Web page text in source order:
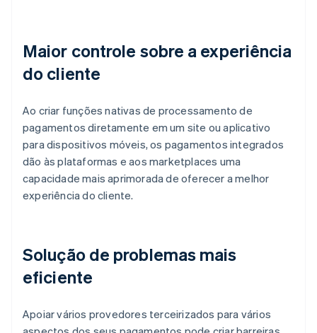
Maior controle sobre a experiência
do cliente
Ao criar funções nativas de processamento de
pagamentos diretamente em um site ou aplicativo
para dispositivos móveis, os pagamentos integrados
dão às plataformas e aos marketplaces uma
capacidade mais aprimorada de oferecer a melhor
experiência do cliente.
Solução de problemas mais
eficiente
Apoiar vários provedores terceirizados para vários